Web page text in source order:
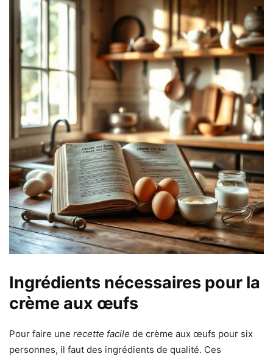
Ingrédients nécessaires pour la
crème aux œufs
Pour faire une recette facile de crème aux œufs pour six
personnes, il faut des ingrédients de qualité. Ces